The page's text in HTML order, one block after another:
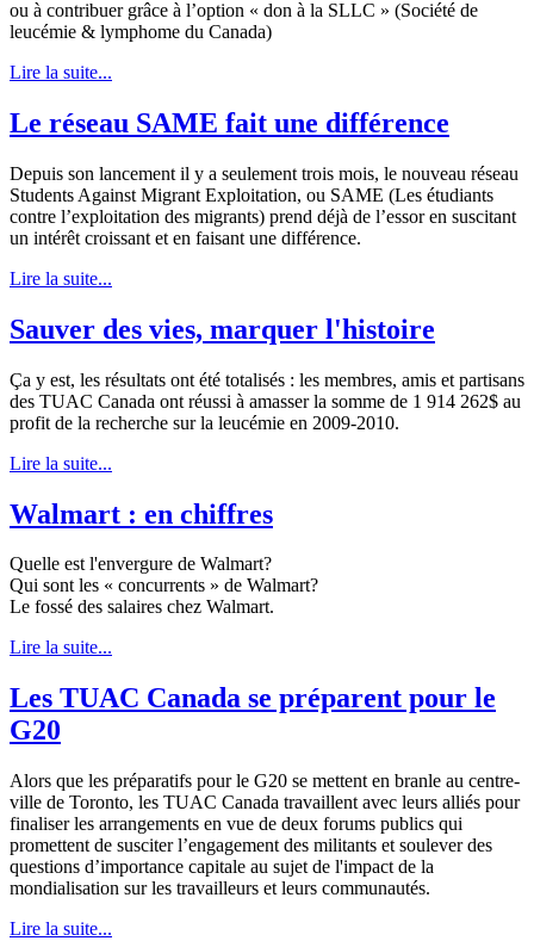
ou à contribuer grâce à l’option « don à la SLLC » (Société de
leucémie & lymphome du Canada)
Lire la suite...
Le réseau SAME fait une différence
Depuis son lancement il y a seulement trois mois, le nouveau réseau
Students Against Migrant Exploitation, ou SAME (Les étudiants
contre l’exploitation des migrants) prend déjà de l’essor en suscitant
un intérêt croissant et en faisant une différence.
Lire la suite...
Sauver des vies, marquer l'histoire
Ça y est, les résultats ont été totalisés : les membres, amis et partisans
des TUAC Canada ont réussi à amasser la somme de 1 914 262$ au
profit de la recherche sur la leucémie en 2009-2010.
Lire la suite...
Walmart : en chiffres
Quelle est l'envergure de Walmart?
Qui sont les « concurrents » de Walmart?
Le fossé des salaires chez Walmart.
Lire la suite...
Les TUAC Canada se préparent pour le
G20
Alors que les préparatifs pour le G20 se mettent en branle au centre-
ville de Toronto, les TUAC Canada travaillent avec leurs alliés pour
finaliser les arrangements en vue de deux forums publics qui
promettent de susciter l’engagement des militants et soulever des
questions d’importance capitale au sujet de l'impact de la
mondialisation sur les travailleurs et leurs communautés.
Lire la suite...